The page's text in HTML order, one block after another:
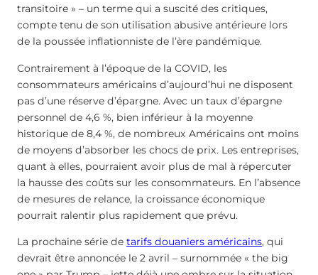
transitoire » – un terme qui a suscité des critiques,
compte tenu de son utilisation abusive antérieure lors
de la poussée inflationniste de l’ère pandémique.
Contrairement à l’époque de la COVID, les
consommateurs américains d’aujourd’hui ne disposent
pas d’une réserve d’épargne. Avec un taux d’épargne
personnel de 4,6 %, bien inférieur à la moyenne
historique de 8,4 %, de nombreux Américains ont moins
de moyens d’absorber les chocs de prix. Les entreprises,
quant à elles, pourraient avoir plus de mal à répercuter
la hausse des coûts sur les consommateurs. En l’absence
de mesures de relance, la croissance économique
pourrait ralentir plus rapidement que prévu.
La prochaine série de tarifs douaniers américains, qui
devrait être annoncée le 2 avril – surnommée « the big